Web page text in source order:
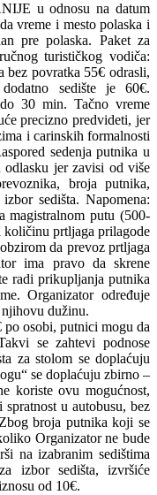
u odnosu na datum
vreme i mesto polaska i
pre polaska. Paket za
turističkog vodiča:
bez povratka 55€ odrasli,
sedište je 60€.
30 min. Tačno vreme
precizno predvideti, jer
i carinskih formalnosti
sedenja putnika u
jer zavisi od više
broja putnika,
sedišta. Napomena:
magistralnom putu (500-
količinu prtljaga prilagode
da prevoz prtljaga
ima pravo da skrene
radi prikupljanja putnika
Organizator određuje
njihovu dužinu.
po osobi, putnici mogu da
se zahtevi podnose
za stolom se doplaćuju
se doplaćuju zbirno –
koriste ovu mogućnost,
u autobusu, bez
broja putnika koji se
Organizator ne bude
na izabranim sedištima
izbor sedišta, izvršiće
od 10€.